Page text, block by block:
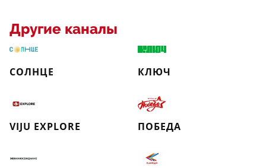
Другие каналы
СОЛНЦЕ КЛЮЧ
VIJU EXPLORE ПОБЕДА